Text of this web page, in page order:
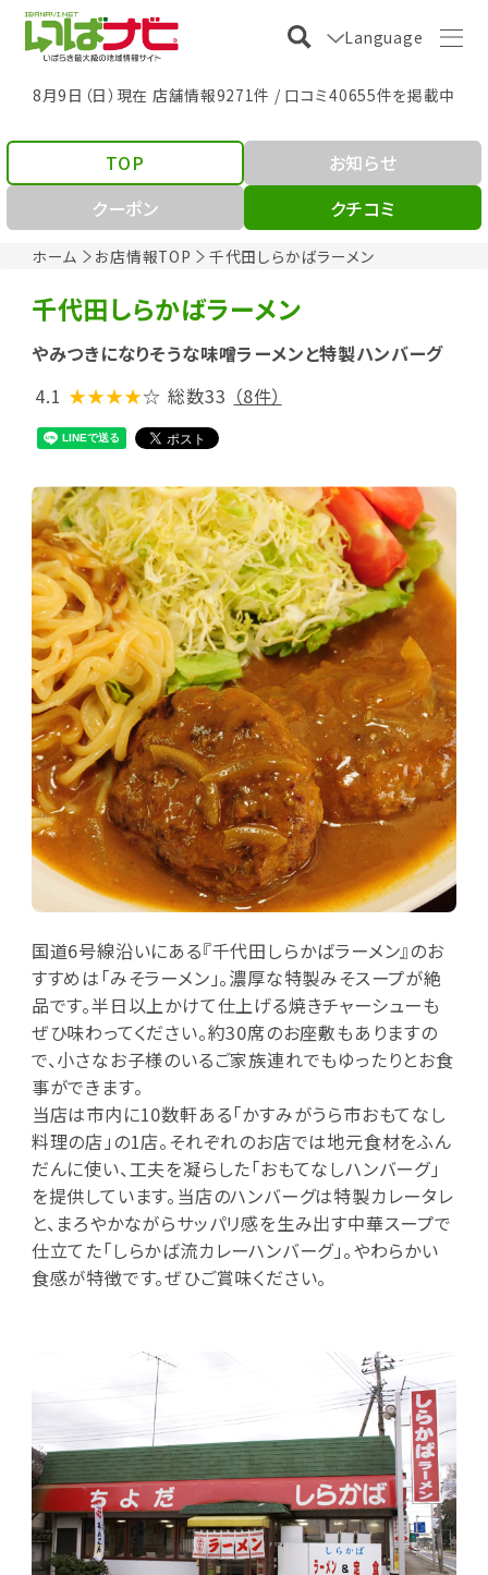
Language
8月9日（日）現在 店舗情報9271件 / 口コミ40655件を掲載中
ホーム お店情報TOP 千代田しらかばラーメン
TOP
お知らせ
クーポン
クチコミ
千代田しらかばラーメン
やみつきになりそうな味噌ラーメンと特製ハンバーグ
4.1 ★★★★☆ 総数33 （8件）
国道6号線沿いにある『千代田しらかばラーメン』のお
すすめは「みそラーメン」。濃厚な特製みそスープが絶
品です。半日以上かけて仕上げる焼きチャーシューも
ぜひ味わってください。約30席のお座敷もありますの
で、小さなお子様のいるご家族連れでもゆったりとお食
事ができます。
当店は市内に10数軒ある「かすみがうら市おもてなし
料理の店」の1店。それぞれのお店では地元食材をふん
だんに使い、工夫を凝らした「おもてなしハンバーグ」
を提供しています。当店のハンバーグは特製カレータレ
と、まろやかながらサッパリ感を生み出す中華スープで
仕立てた「しらかば流カレーハンバーグ」。やわらかい
食感が特徴です。ぜひご賞味ください。